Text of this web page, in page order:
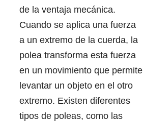
de la ventaja mecánica.
Cuando se aplica una fuerza
a un extremo de la cuerda, la
polea transforma esta fuerza
en un movimiento que permite
levantar un objeto en el otro
extremo. Existen diferentes
tipos de poleas, como las